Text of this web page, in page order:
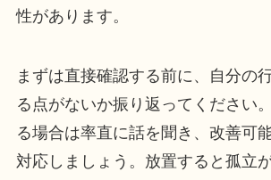
性があります。
まずは直接確認する前に、自分の
る点がないか振り返ってください
る場合は率直に話を聞き、改善可
対応しましょう。放置すると孤立